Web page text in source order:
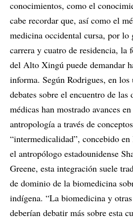
conocimientos, como el
cabe recordar que, así como el
medicina occidental cursa, por lo
carrera y cuatro de residencia, la
del Alto Xingú puede demandar
informa. Según Rodrigues, en
debates sobre el encuentro de
médicas han mostrado avances
antropología a través de
“intermedicalidad”, concebido
el antropólogo estadounidense
Greene, esta integración suele
de dominio de la biomedicina
indígena. “La biomedicina y
deberían debatir más sobre esta